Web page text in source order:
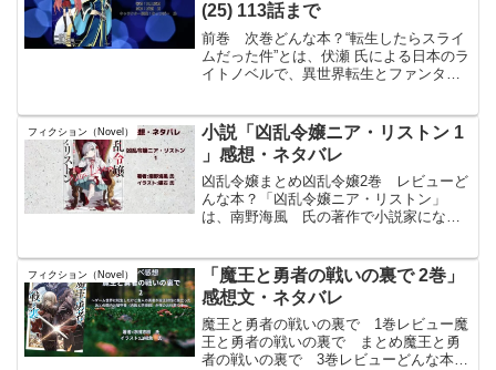
(25) 113話まで
前巻 次巻どんな本？“転生したらスライ
ムだった件”とは、伏瀬 氏による日本のラ
イトノベルで、異世界転生とファンタジ
世界に転生。そこで様々な出会いと冒険
を繰り広げながら、...
フィクション（Novel）
小説「凶乱令嬢ニア・リストン 1
」感想・ネタバレ
凶乱令嬢まとめ凶乱令嬢2巻 レビューど
んな本？「凶乱令嬢ニア・リストン」
は、南野海風 氏の著作で小説家になろ
で、死の間際に自分を殺せるほど強い相
手と出会うことを夢見...
フィクション（Novel）
「魔王と勇者の戦いの裏で 2巻」
感想文・ネタバレ
魔王と勇者の戦いの裏で 1巻レビュー魔
王と勇者の戦いの裏で まとめ魔王と勇
者の戦いの裏で 3巻レビューどんな本？